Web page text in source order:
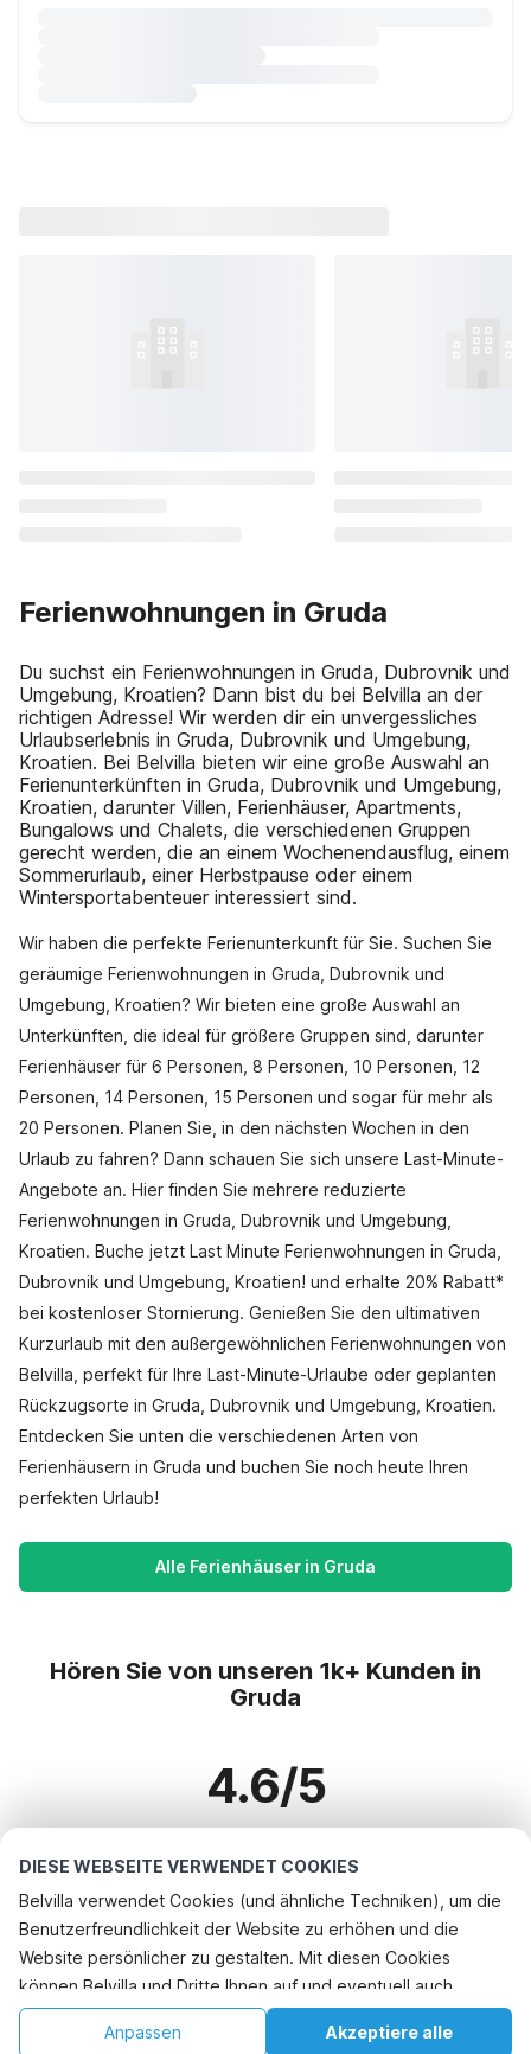
DIESE WEBSEITE VERWENDET COOKIES
Belvilla verwendet Cookies (und ähnliche Techniken), um die
Benutzerfreundlichkeit der Website zu erhöhen und die
Website persönlicher zu gestalten. Mit diesen Cookies
können Belvilla und Dritte Ihnen auf und eventuell auch
außerhalb unserer Website folgen, um Werbung Ihren
Interessen anzupassen und das Teilen von Informationen über
Akzeptiere alle
Anpassen
Ferienwohnungen in Gruda
Du suchst ein Ferienwohnungen in Gruda, Dubrovnik und
Umgebung, Kroatien? Dann bist du bei Belvilla an der
richtigen Adresse! Wir werden dir ein unvergessliches
Urlaubserlebnis in Gruda, Dubrovnik und Umgebung,
Kroatien. Bei Belvilla bieten wir eine große Auswahl an
Ferienunterkünften in Gruda, Dubrovnik und Umgebung,
Kroatien, darunter Villen, Ferienhäuser, Apartments,
Bungalows und Chalets, die verschiedenen Gruppen
gerecht werden, die an einem Wochenendausflug, einem
Sommerurlaub, einer Herbstpause oder einem
Wintersportabenteuer interessiert sind.
Wir haben die perfekte Ferienunterkunft für Sie. Suchen Sie
geräumige Ferienwohnungen in Gruda, Dubrovnik und
Umgebung, Kroatien? Wir bieten eine große Auswahl an
Unterkünften, die ideal für größere Gruppen sind, darunter
Ferienhäuser für 6 Personen, 8 Personen, 10 Personen, 12
Personen, 14 Personen, 15 Personen und sogar für mehr als
20 Personen. Planen Sie, in den nächsten Wochen in den
Urlaub zu fahren? Dann schauen Sie sich unsere Last-Minute-
Angebote an. Hier finden Sie mehrere reduzierte
Ferienwohnungen in Gruda, Dubrovnik und Umgebung,
Kroatien. Buche jetzt Last Minute Ferienwohnungen in Gruda,
Dubrovnik und Umgebung, Kroatien! und erhalte 20% Rabatt*
bei kostenloser Stornierung. Genießen Sie den ultimativen
Kurzurlaub mit den außergewöhnlichen Ferienwohnungen von
Belvilla, perfekt für Ihre Last-Minute-Urlaube oder geplanten
Rückzugsorte in Gruda, Dubrovnik und Umgebung, Kroatien.
Entdecken Sie unten die verschiedenen Arten von
Ferienhäusern in Gruda und buchen Sie noch heute Ihren
perfekten Urlaub!
Alle Ferienhäuser in Gruda
Hören Sie von unseren 1k+ Kunden in
Gruda
4.6/5
Beliebteste Reiseziele für Urlaub
Top-Städte mit Top-Annehmlichkeiten für den Urlaub
Kinderfreundliche Ferienunterkünfte bayeux
Top-Städte mit Top-Annehmlichkeiten für den Urlaub